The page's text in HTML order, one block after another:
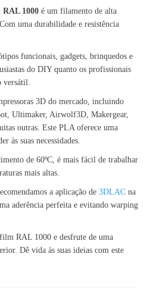
1000 é um filamento de alta
uma durabilidade e resistência
funcionais, gadgets, brinquedos e
do DIY quanto os profissionais
versátil.
3D do mercado, incluindo
Ultimaker, Airwolf3D, Makergear,
outras. Este PLA oferece uma
às suas necessidades.
de 60ºC, é mais fácil de trabalhar
mais altas.
a aplicação de 3DLAC na
aderência perfeita e evitando warping
RAL 1000 e desfrute de uma
Dê vida às suas ideias com este